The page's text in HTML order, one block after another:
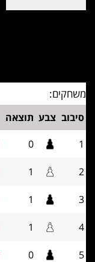
משחקים:
סיבוב צבע תוצאה
1
0
2
1
3
1
4
1
5
0